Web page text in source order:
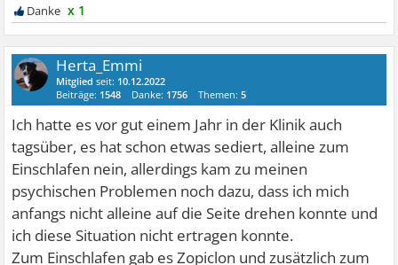
x 1
Herta_Emmi
Mitglied seit: 10.12.2022
Beiträge: 1548 Danke: 1756 Themen:5
Ich hatte es vor gut einem Jahr in der Klinik auch
tagsüber, es hat schon etwas sediert, alleine zum
Einschlafen nein, allerdings kam zu meinen
psychischen Problemen noch dazu, dass ich mich
anfangs nicht alleine auf die Seite drehen konnte und
ich diese Situation nicht ertragen konnte.
Zum Einschlafen gab es Zopiclon und zusätzlich zum